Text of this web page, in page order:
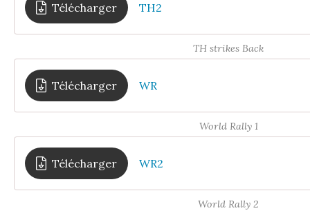
Télécharger TH2
TH strikes Back
Télécharger WR
World Rally 1
Télécharger WR2
World Rally 2